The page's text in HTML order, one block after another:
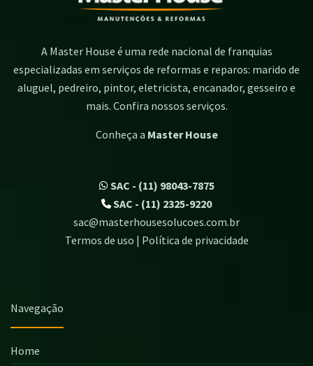
A Master House é uma rede nacional de franquias
especializadas em serviços de reformas e reparos: marido de
aluguel, pedreiro, pintor, eletricista, encanador, gesseiro e
mais. Confira nossos serviços.
Conheça a Master House
SAC - (11) 98043-7875
SAC - (11) 2325-9220
sac@masterhousesolucoes.com.br
Termos de uso | Política de privacidade
Navegação
Home